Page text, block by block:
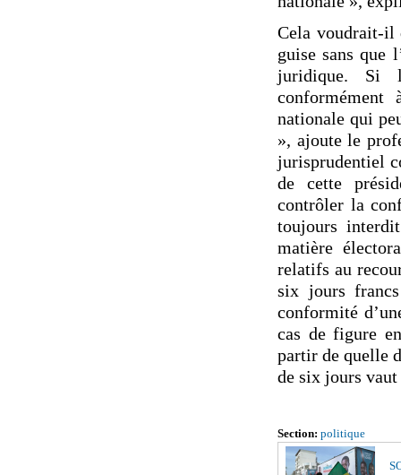
Cela voudrait-il
guise sans que
juridique. Si
conformément
nationale qui
», ajoute le
jurisprudentiel
de cette
contrôler la
toujours
matière
relatifs au
six jours
conformité
cas de figure
partir de quelle
de six jours vaut
Section: politique